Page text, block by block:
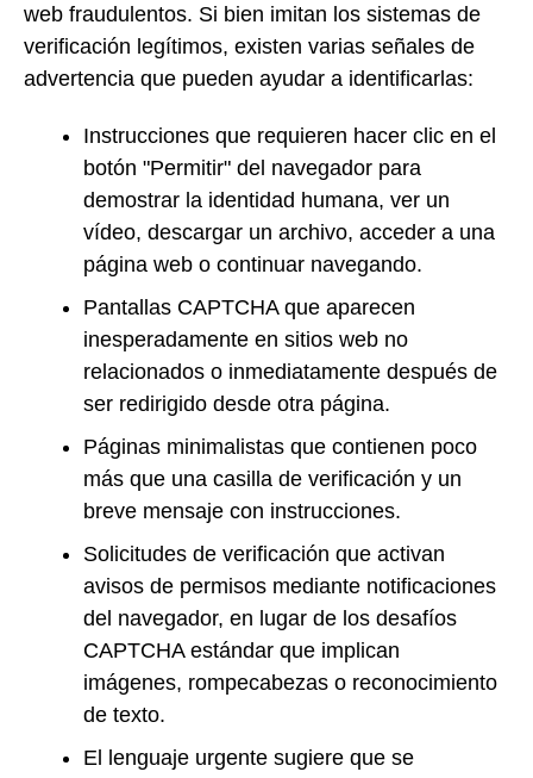
web fraudulentos. Si bien imitan los sistemas de
verificación legítimos, existen varias señales de
advertencia que pueden ayudar a identificarlas:
Instrucciones que requieren hacer clic en el
botón "Permitir" del navegador para
demostrar la identidad humana, ver un
vídeo, descargar un archivo, acceder a una
página web o continuar navegando.
Pantallas CAPTCHA que aparecen
inesperadamente en sitios web no
relacionados o inmediatamente después de
ser redirigido desde otra página.
Páginas minimalistas que contienen poco
más que una casilla de verificación y un
breve mensaje con instrucciones.
Solicitudes de verificación que activan
avisos de permisos mediante notificaciones
del navegador, en lugar de los desafíos
CAPTCHA estándar que implican
imágenes, rompecabezas o reconocimiento
de texto.
El lenguaje urgente sugiere que se